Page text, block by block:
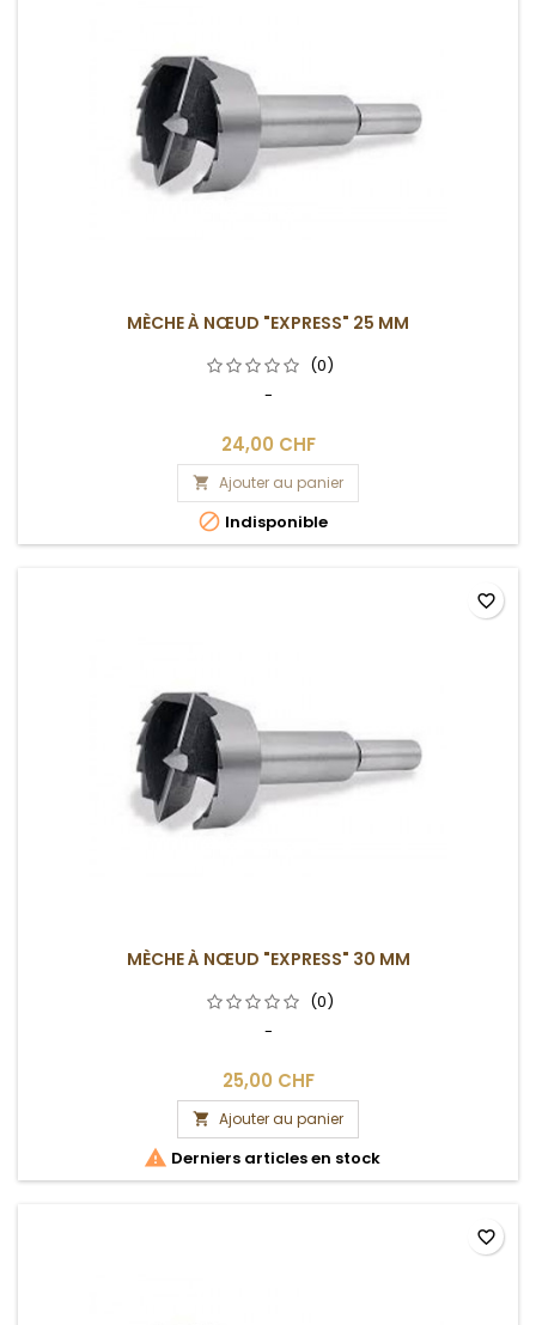
MÈCHE À NŒUD "EXPRESS" 25 MM
(0)
-
24,00 CHF
 Ajouter au panier
 Indisponible
MÈCHE À NŒUD "EXPRESS" 30 MM
(0)
-
25,00 CHF
 Ajouter au panier
 Derniers articles en stock
favorite_border
favorite_border